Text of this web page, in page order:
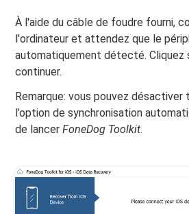
À l'aide du câble de foudre fourni,
l'ordinateur et attendez que le
automatiquement détecté. Cliquez
continuer.
Remarque: vous pouvez désactiver
l’option de synchronisation
de lancerFoneDog Toolkit.